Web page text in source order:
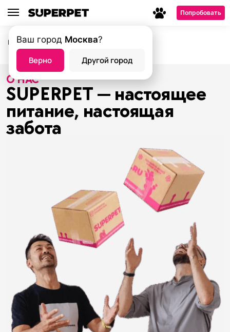
Попробовать
Главная страница — О нас
О НАС
SUPERPET — настоящее
питание, настоящая
забота
Ваш город Москва?
Верно Другой город